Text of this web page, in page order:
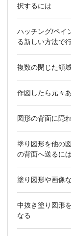
択するには
ハッチング/ペイ
る新しい方法で
複数の閉じた領
作図したら元々
図形の背面に隠
塗り図形を他の
の背面へ送るには
塗り図形や画像
中抜き塗り図形
なる